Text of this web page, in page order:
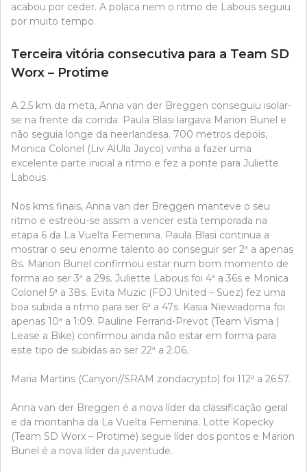
acabou por ceder. A polaca nem o ritmo de Labous seguiu
por muito tempo.
Terceira vitória consecutiva para a Team SD
Worx – Protime
A 2,5 km da meta, Anna van der Breggen conseguiu isolar-
se na frente da corrida. Paula Blasi largava Marion Bunel e
não seguia longe da neerlandesa. 700 metros depois,
Monica Colonel (Liv AlUla Jayco) vinha a fazer uma
excelente parte inicial a ritmo e fez a ponte para Juliette
Labous.
Nos kms finais, Anna van der Breggen manteve o seu
ritmo e estreou-se assim a vencer esta temporada na
etapa 6 da La Vuelta Femenina. Paula Blasi continua a
mostrar o seu enorme talento ao conseguir ser 2ª a apenas
8s. Marion Bunel confirmou estar num bom momento de
forma ao ser 3ª a 29s. Juliette Labous foi 4ª a 36s e Monica
Colonel 5ª a 38s. Evita Muzic (FDJ United – Suez) fez uma
boa subida a ritmo para ser 6ª a 47s. Kasia Niewiadoma foi
apenas 10ª a 1:09. Pauline Ferrand-Prevot (Team Visma |
Lease a Bike) confirmou ainda não estar em forma para
este tipo de subidas ao ser 22ª a 2:06.
Maria Martins (Canyon//SRAM zondacrypto) foi 112ª a 26:57.
Anna van der Breggen é a nova líder da classificação geral
e da montanha da La Vuelta Femenina. Lotte Kopecky
(Team SD Worx – Protime) segue líder dos pontos e Marion
Bunel é a nova líder da juventude.